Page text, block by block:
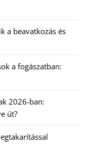
a beavatkozás és
a fogászatban:
2026-ban:
út?